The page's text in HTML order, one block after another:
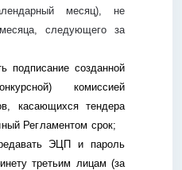
месяц), не
следующего за
подписание созданной
комиссией
касающихся тендера
Регламентом срок;
ЭЦП ипароль
третьим лицам (за